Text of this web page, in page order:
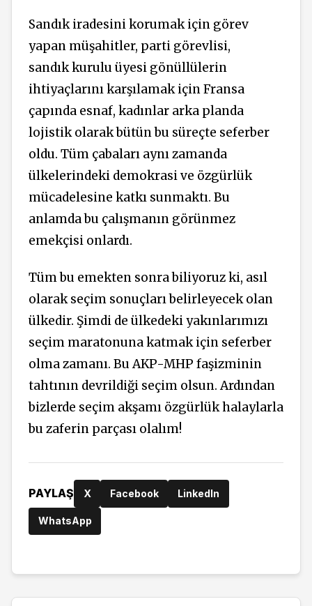
Sandık iradesini korumak için görev
yapan müşahitler, parti görevlisi,
sandık kurulu üyesi gönüllülerin
ihtiyaçlarını karşılamak için Fransa
çapında esnaf, kadınlar arka planda
lojistik olarak bütün bu süreçte seferber
oldu. Tüm çabaları aynı zamanda
ülkelerindeki demokrasi ve özgürlük
mücadelesine katkı sunmaktı. Bu
anlamda bu çalışmanın görünmez
emekçisi onlardı.
Tüm bu emekten sonra biliyoruz ki, asıl
olarak seçim sonuçları belirleyecek olan
ülkedir. Şimdi de ülkedeki yakınlarımızı
seçim maratonuna katmak için seferber
olma zamanı. Bu AKP-MHP faşizminin
tahtının devrildiği seçim olsun. Ardından
bizlerde seçim akşamı özgürlük halaylarla
bu zaferin parçası olalım!
PAYLAŞ X Facebook LinkedIn
WhatsApp